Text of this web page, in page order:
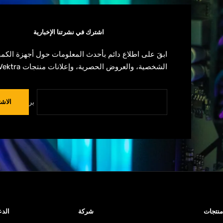
اشترك في نشرتنا الإخبارية
ابقَ على اطلاع دائم بأحدث المعلومات حول أجهزة
الشخصية، والعروض الحصرية، وإعلانات منتجات Vektra.
بريدك
منتجات شركة